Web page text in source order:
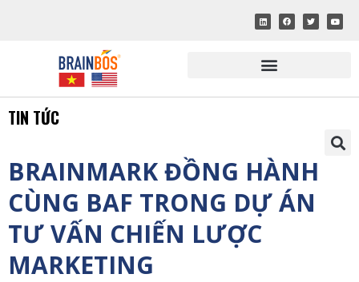
TIN TỨC
BRAINMARK ĐỒNG HÀNH
CÙNG BAF TRONG DỰ ÁN
TƯ VẤN CHIẾN LƯỢC
MARKETING